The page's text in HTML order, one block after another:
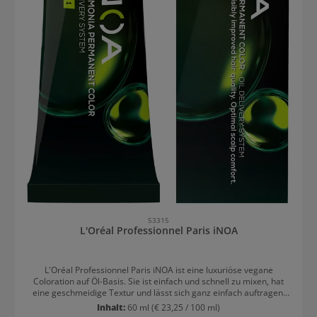
53315
L'Oréal Professionnel Paris iNOA
L'Oréal Professionnel Paris iNOA ist eine luxuriöse vegane
Coloration auf Öl-Basis. Sie ist einfach und schnell zu mixen, hat
eine geschmeidige Textur und lässt sich ganz einfach auftragen.
L'Oréal Professionnel Paris iNOA: Luxuriöse Coloration für
Inhalt: 60 ml (€ 23,25 / 100 ml)